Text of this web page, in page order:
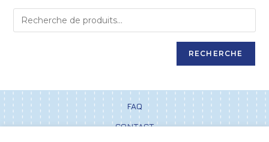
RECHERCHE
FAQ
CONTACT